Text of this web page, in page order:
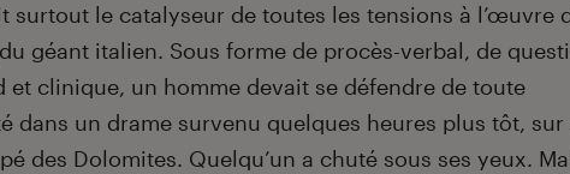
surtout le catalyseur de toutes les tensions à l’œuvre
du géant italien. Sous forme de procès-verbal, de
et clinique, un homme devait se défendre de toute
dans un drame survenu quelques heures plus tôt, sur
des Dolomites. Quelqu’un a chuté sous ses yeux.